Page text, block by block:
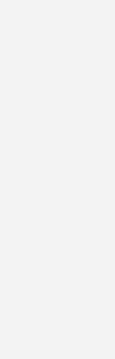
länger im
ist die
von
Bremen greift die
VDI
wichtigen
und
Netzanschluss